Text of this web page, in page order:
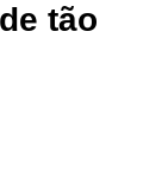
tão